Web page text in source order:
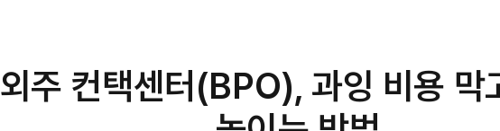
외주 컨택센터(BPO), 과잉 비용 막